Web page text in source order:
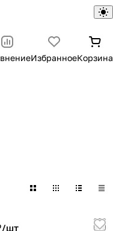
ИзбранноеКорзина
шт